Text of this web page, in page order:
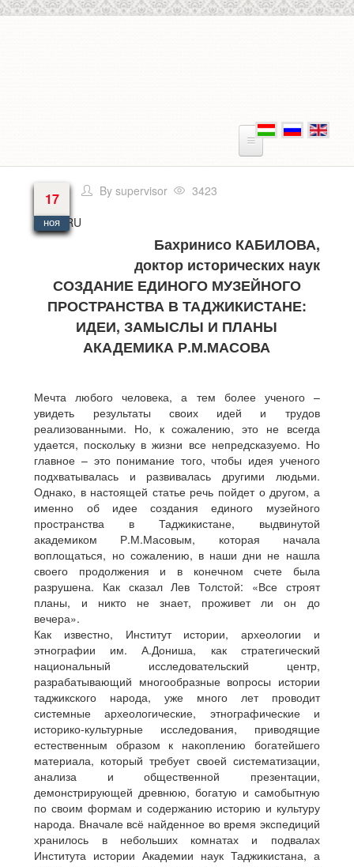
17
ноя
Bysupervisor
3423
Язык RU
Бахринисо КАБИЛОВА,
доктор исторических наук
СОЗДАНИЕ ЕДИНОГО МУЗЕЙНОГО
ПРОСТРАНСТВА В ТАДЖИКИСТАНЕ:
ИДЕИ, ЗАМЫСЛЫ И ПЛАНЫ
АКАДЕМИКА Р.М.МАСОВА
Мечта любого человека, а тем более ученого –
увидеть результаты своих идей и трудов
реализованными. Но, к сожалению, это не всегда
удается, поскольку в жизни все непредсказуемо. Но
главное – это понимание того, чтобы идея ученого
подхватывалась и развивалась другими людьми.
Однако, в настоящей статье речь пойдет о другом, а
именно об идее создания единого музейного
пространства в Таджикистане, выдвинутой
академиком Р.М.Масовым, которая начала
воплощаться, но сожалению, в наши дни не нашла
своего продолжения и в конечном счете была
разрушена. Как сказал Лев Толстой: «Все строят
планы, и никто не знает, проживет ли он до
вечера».
Как известно, Институт истории, археологии и
этнографии им. А.Дониша, как стратегический
национальный исследовательский центр,
разрабатывающий многообразные вопросы истории
таджикского народа, уже много лет проводит
системные археологические, этнографические и
историко-культурные исследования, приводящие
естественным образом к накоплению богатейшего
материала, который требует своей систематизации,
анализа и общественной презентации,
демонстрирующей древнюю, богатую и самобытную
по своим формам и содержанию историю и культуру
народа. Вначале всё найденное во время экспедиций
хранилось в небольших комнатах и подвалах
Института истории Академии наук Таджикистана, а